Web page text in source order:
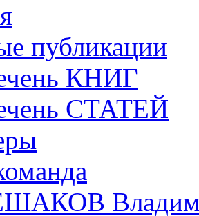
публикации
КНИГ
СТАТЕЙ